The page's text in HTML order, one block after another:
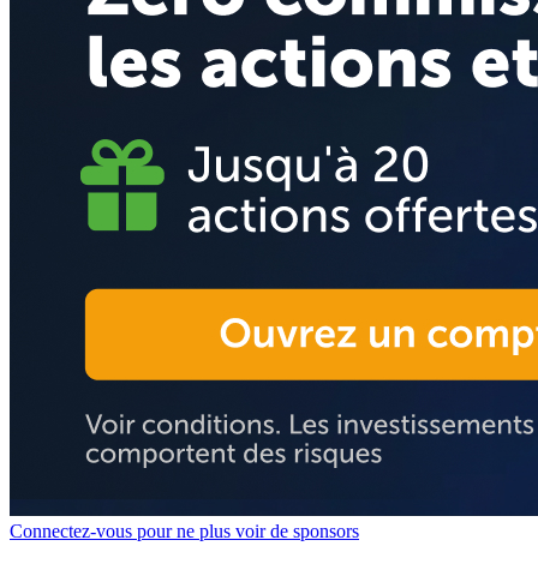
Connectez-vous pour ne plus voir de sponsors